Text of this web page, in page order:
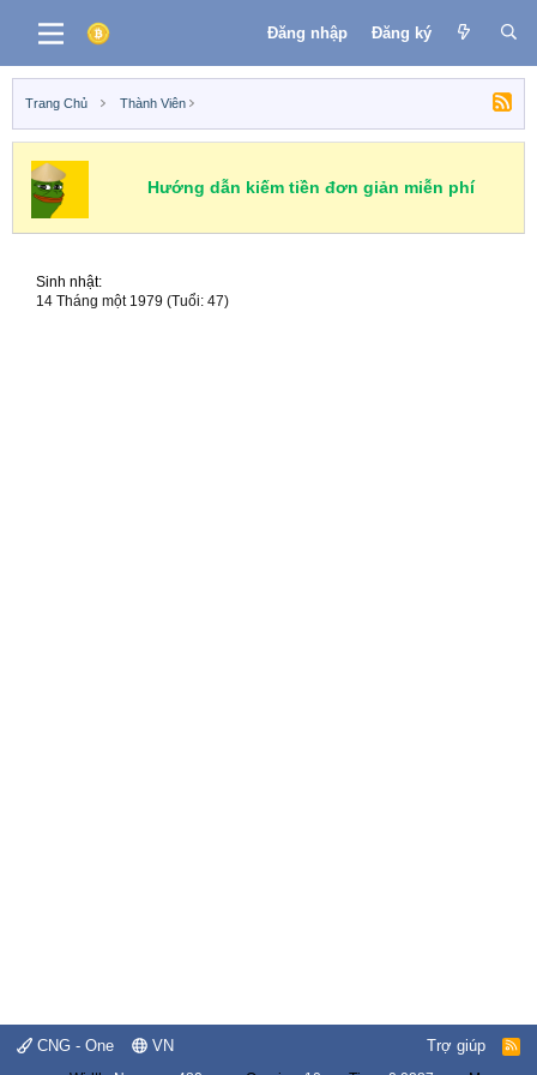
Đăng nhập Đăng ký
Trang Chủ Thành Viên
Hướng dẫn kiếm tiền đơn giản miễn phí
Sinh nhật
14 Tháng một 1979 (Tuổi: 47)
CNG - One VN Trợ giúp
R